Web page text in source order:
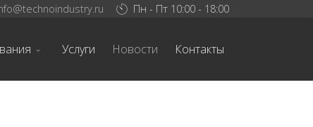
Пн - Пт 10:00 - 18:00
Услуги Новости Контакты